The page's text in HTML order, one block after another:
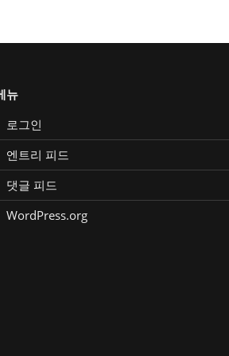
뉴
로그인
엔트리 피드
댓글 피드
WordPress.org